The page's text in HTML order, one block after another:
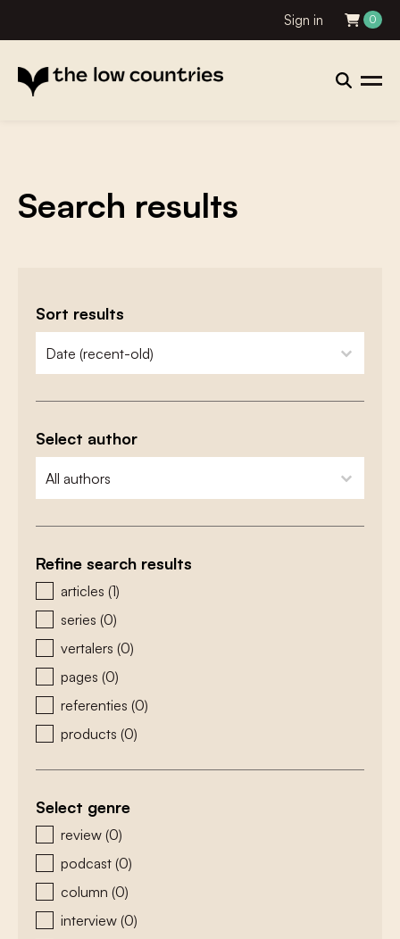
Sign in 0
Search results
Sort results
zoeken - sorteer
sort content
Select author
zoeken - auteurs
select content
Refine search results
zoeken - type
articles (1)
series (0)
vertalers (0)
pages (0)
referenties (0)
products (0)
Select genre
zoeken - genre
review (0)
podcast (0)
column (0)
interview (0)